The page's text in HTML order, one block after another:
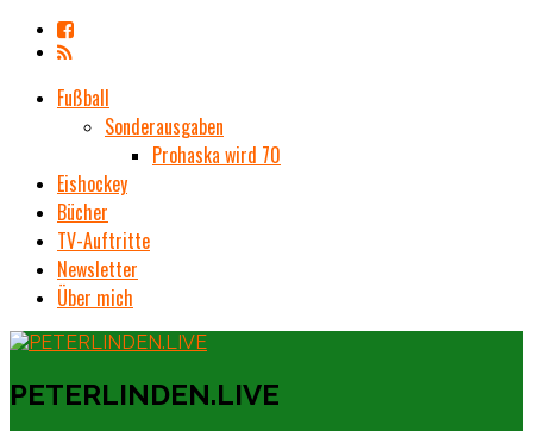
Fußball
Sonderausgaben
Prohaska wird 70
Eishockey
Bücher
TV-Auftritte
Newsletter
Über mich
PETERLINDEN.LIVE